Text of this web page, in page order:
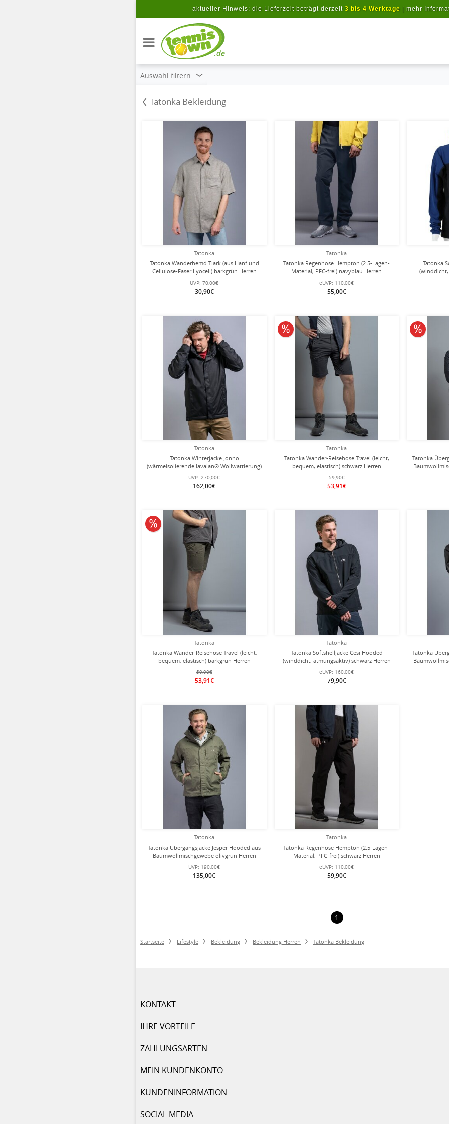
aktueller Hinweis: die Lieferzeit beträgt derzeit 3 bis 4 Werktage mehr
.de
Auswahl filtern
Tatonka Bekleidung
Tatonka
Tatonka Wanderhemd Tiark (aus Hanf und
Cellulose-Faser Lyocell) barkgrün Herren
UVP: 70,00€
30,90€
Tatonka
Tatonka Regenhose Hempton (2.5-Lagen-
Material, PFC-frei) navyblau Herren
eUVP: 110,00€
55,00€
Tatonka
Tatonka
Tatonka Winterjacke Jonno
(wärmeisolierende lavalan® Wollwattierung)
UVP: 270,00€
162,00€
Tatonka
Tatonka Wander-Reisehose Travel (leicht,
bequem, elastisch) schwarz Herren
59,90€
53,91€
10% reduziert
Tatonka
10%
Tatonka
Tatonka Wander-Reisehose Travel (leicht,
bequem, elastisch) barkgrün Herren
59,90€
53,91€
10% reduziert
Tatonka
Tatonka Softshelljacke Cesi Hooded
(winddicht, atmungsaktiv) schwarz Herren
eUVP: 160,00€
79,90€
Tatonka
Tatonka
Tatonka Übergangsjacke Jesper Hooded aus
Baumwollmischgewebe olivgrün Herren
UVP: 190,00€
135,00€
Tatonka
Tatonka Regenhose Hempton (2.5-Lagen-
Material, PFC-frei) schwarz Herren
eUVP: 110,00€
59,90€
1
Startseite Lifestyle Bekleidung Bekleidung Herren Tatonka Bekleidung
KONTAKT
IHRE VORTEILE
ZAHLUNGSARTEN
MEIN KUNDENKONTO
KUNDENINFORMATION
SOCIAL MEDIA